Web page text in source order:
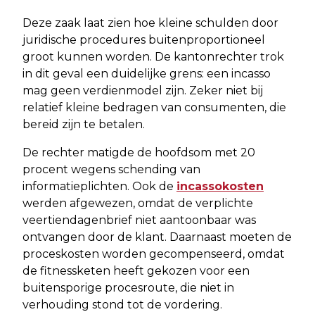
Deze zaak laat zien hoe kleine schulden door
juridische procedures buitenproportioneel
groot kunnen worden. De kantonrechter trok
in dit geval een duidelijke grens: een incasso
mag geen verdienmodel zijn. Zeker niet bij
relatief kleine bedragen van consumenten, die
bereid zijn te betalen.
De rechter matigde de hoofdsom met 20
procent wegens schending van
informatieplichten. Ook de incassokosten
werden afgewezen, omdat de verplichte
veertiendagenbrief niet aantoonbaar was
ontvangen door de klant. Daarnaast moeten de
proceskosten worden gecompenseerd, omdat
de fitnessketen heeft gekozen voor een
buitensporige procesroute, die niet in
verhouding stond tot de vordering.